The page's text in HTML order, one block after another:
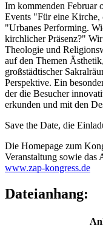
Im kommenden Februar
Events "Für eine Kirche,
"Urbanes Performing.
kirchlicher Präsenz?"
Theologie und
auf den Themen
großstädtischer
Perspektive. Ein
der die Besucher
erkunden und mit den
Save the Date, die
Die Homepage zum
Veranstaltung sowie das
www.zap-kongress.de
Dateianhang: